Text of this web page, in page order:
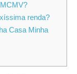
renda?
Casa Minha